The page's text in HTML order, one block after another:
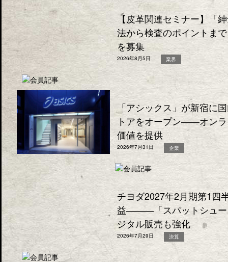
【皮革関連セミナー】「
法から検査のポイントま
を募集
2026年8月5日 業界
「アシックス」が新宿に
トアをオープン――オンラ
価値を提供
2026年7月31日 企業
チヨダ2027年2月期第1四
益―――「スパットシュー
ジタル販売も強化
2026年7月29日 決算